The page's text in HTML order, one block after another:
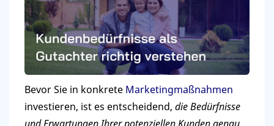
Bevor Sie in konkrete Marketingmaßnahmen
investieren, ist es entscheidend, die Bedürfnisse